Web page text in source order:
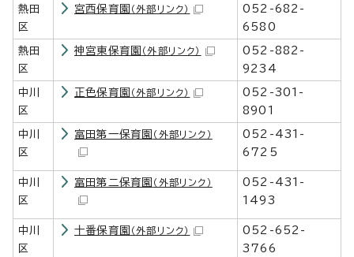
熱田
区
宮西保育園 （外部リンク）
052-682-
6580
熱田
区
神宮東保育園 （外部リンク）
052-882-
9234
中川
区
正色保育園 （外部リンク）
052-301-
8901
中川
区
富田第一保育園 （外部リンク）
052-431-
6725
中川
区
富田第二保育園 （外部リンク）
052-431-
1493
中川
区
十番保育園 （外部リンク）
052-652-
3766